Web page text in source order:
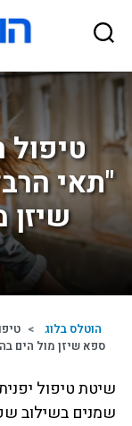
"תאי
שיזן
הוטלס בלוג >
ספא שיזן מול הים
שיטת טיפול
שמנים בשילוב